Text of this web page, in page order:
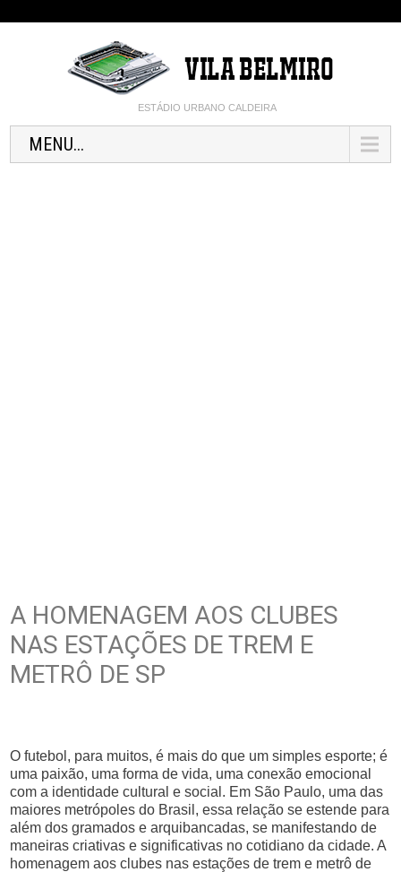
ESTÁDIO URBANO CALDEIRA
MENU...
A HOMENAGEM AOS CLUBES
NAS ESTAÇÕES DE TREM E
METRÔ DE SP
O futebol, para muitos, é mais do que um simples esporte; é
uma paixão, uma forma de vida, uma conexão emocional
com a identidade cultural e social. Em São Paulo, uma das
maiores metrópoles do Brasil, essa relação se estende para
além dos gramados e arquibancadas, se manifestando de
maneiras criativas e significativas no cotidiano da cidade. A
homenagem aos clubes nas estações de trem e metrô de